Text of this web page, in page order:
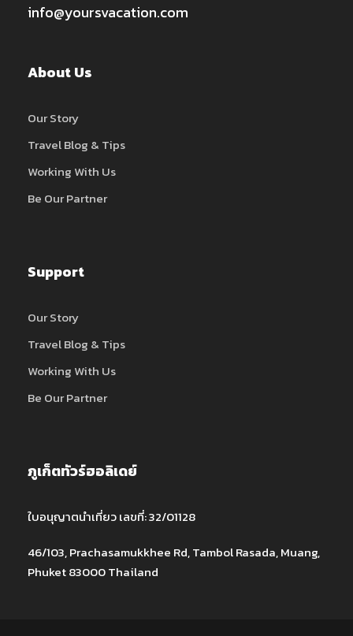
info@yoursvacation.com
About Us
Our Story
Travel Blog & Tips
Working With Us
Be Our Partner
Support
Our Story
Travel Blog & Tips
Working With Us
Be Our Partner
ภูเก็ตทัวร์ฮอลิเดย์
ใบอนุญาตนำเที่ยว เลขที่: 32/01128
46/103, Prachasamukkhee Rd, Tambol Rasada, Muang,
Phuket 83000 Thailand